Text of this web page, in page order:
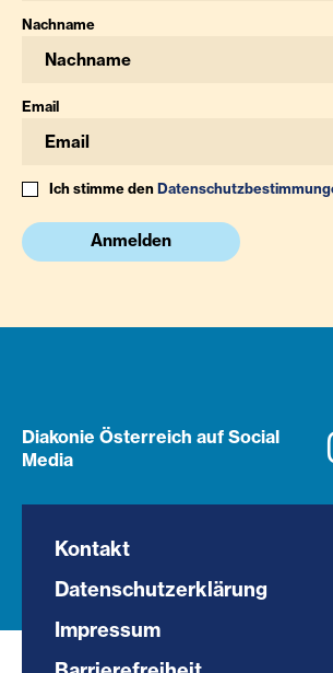
Nachname
Email
Ich stimme den
Anmelden
Diakonie Österreich auf Social
Media
Kontakt
Datenschutzerklärung
Impressum